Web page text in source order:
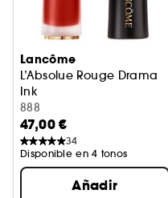
Lancôme
L’Absolue Rouge Drama
Ink
Barra de labios
888
47,00 €
34
Disponible en 4 tonos
Añadir